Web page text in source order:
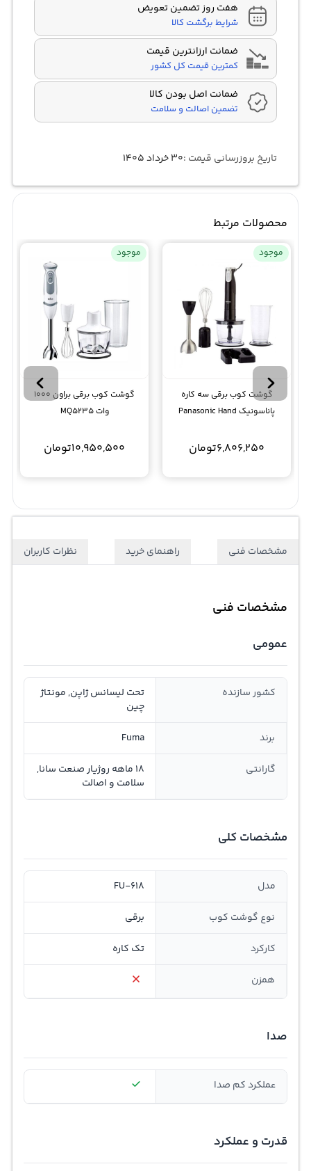
هفت روز تضمین تعویض
شرایط برگشت کالا
ضمانت ارزانترین قیمت
کمترین قیمت کل کشور
ضمانت اصل بودن کالا
تضمین اصالت و سلامت
تاریخ بروزرسانی قیمت :۳۰ خرداد ۱۴۰۵
محصولات مرتبط
موجود
گوشت کوب برقی سه کاره
پاناسونیک Panasonic Hand
6,806,250تومان
موجود
گوشت کوب برقی براون 1000
وات MQ5235
10,950,500تومان
مشخصات فنی راهنمای خرید نظرات کاربران
مشخصات فنی
عمومی
کشور سازنده
تحت لیسانس ژاپن, مونتاژ
چین
برند Fuma
گارانتی
18 ماهه روژیار صنعت سانا,
سلامت و اصالت
مشخصات کلی
مدل FU-618
نوع گوشت کوب برقی
کارکرد تک کاره
همزن
صدا
عملکرد کم صدا
قدرت و عملکرد